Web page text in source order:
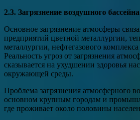
2.3. Загрязнение воздушного бассейна
Основное загрязнение атмосферы
предприятий цветной металлургии,
металлургии, нефтегазового
Реальность угроз от загрязнения
сказывается на ухудшении здоровья
окружающей среды.
Проблема загрязнения атмосферного
основном крупным городам и
где проживает около половины